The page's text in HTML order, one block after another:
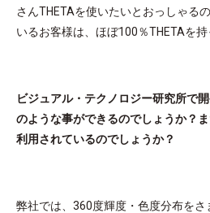
さんTHETAを使いたいとおっしゃる
いるお客様は、ほぼ100％THETAを持
ビジュアル・テクノロジー研究所で
のような事ができるのでしょうか？
利用されているのでしょうか？
弊社では、360度輝度・色度分布を